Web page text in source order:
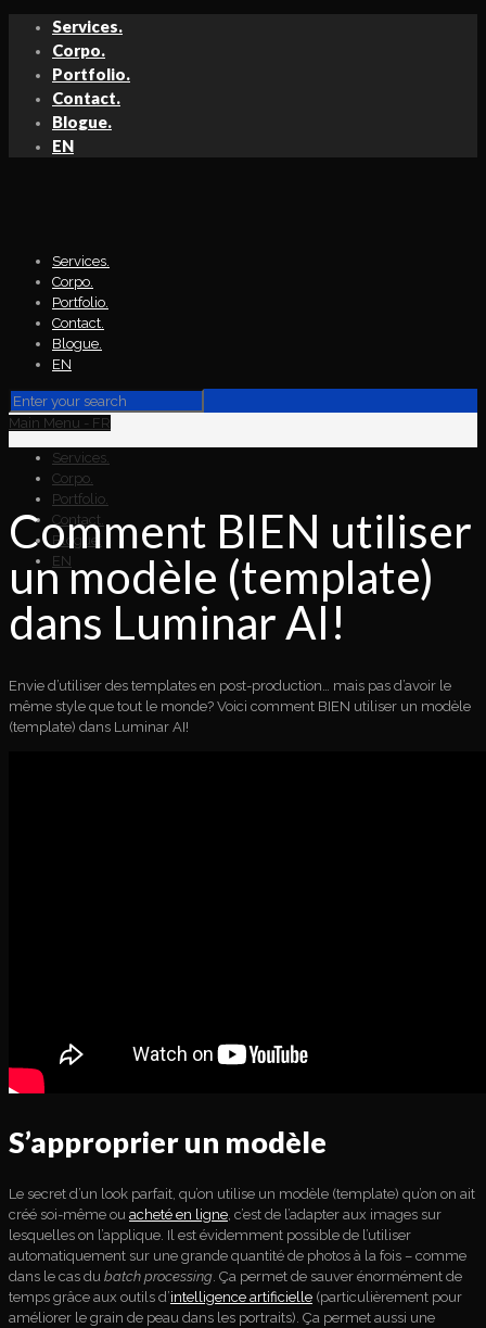
Services.
Corpo.
Portfolio.
Contact.
Blogue.
EN
Services.
Corpo.
Portfolio.
Contact.
Blogue.
EN
Main Menu - FR
Services.
Corpo.
Portfolio.
Contact.
Blogue.
EN
Comment BIEN utiliser
un modèle (template)
dans Luminar AI!
Envie d’utiliser des templates en post-production… mais pas d’avoir le
même style que tout le monde? Voici comment BIEN utiliser un modèle
(template) dans Luminar AI!
S’approprier un modèle
Le secret d’un look parfait, qu’on utilise un modèle (template) qu’on on ait
créé soi-même ou acheté en ligne, c’est de l’adapter aux images sur
lesquelles on l’applique. Il est évidemment possible de l’utiliser
automatiquement sur une grande quantité de photos à la fois – comme
dans le cas du batch processing. Ça permet de sauver énormément de
temps grâce aux outils d’intelligence artificielle (particulièrement pour
améliorer le grain de peau dans les portraits). Ça permet aussi une